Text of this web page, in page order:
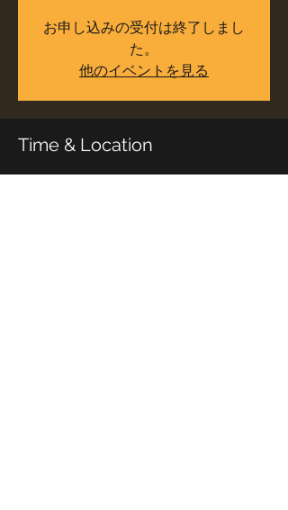
お申し込みの受付は終了しまし
た。
他のイベントを見る
Time & Location
15 Aug 2021, 15:30